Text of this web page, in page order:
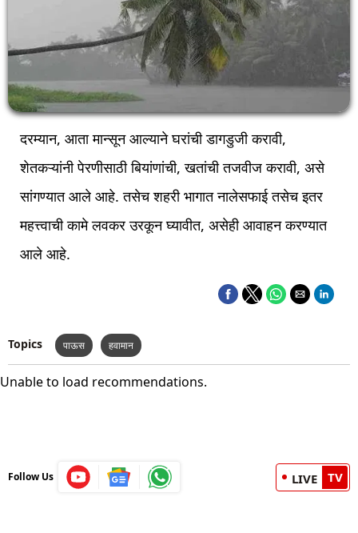
दरम्यान, आता मान्सून आल्याने घरांची डागडुजी करावी,
शेतकऱ्यांनी पेरणीसाठी बियांणांची, खतांची तजवीज करावी, असे
सांगण्यात आले आहे. तसेच शहरी भागात नालेसफाई तसेच इतर
महत्त्वाची कामे लवकर उरकून घ्यावीत, असेही आवाहन करण्यात
आले आहे.
Topics पाऊस हवामान
Unable to load recommendations.
Follow Us LIVE TV